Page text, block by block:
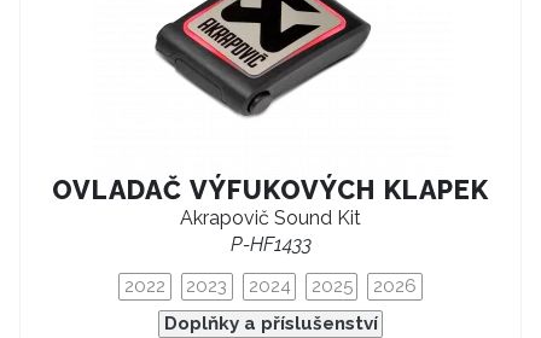
OVLADAČ VÝFUKOVÝCH KLAPEK
Akrapovič Sound Kit
P-HF1433
2022 2023 2024 2025
2026
Doplňky a příslušenství